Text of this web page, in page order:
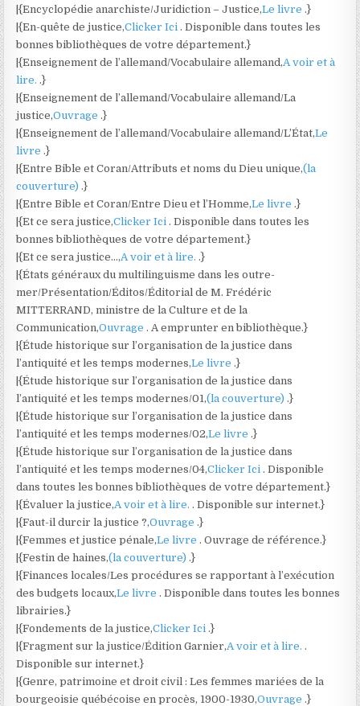
|{Encyclopédie anarchiste/Juridiction – Justice,Le livre.}
|{En-quête de justice,Clicker Ici. Disponible dans toutes les
bonnes bibliothèques de votre département.}
|{Enseignement de l’allemand/Vocabulaire allemand,A voir et à
lire..}
|{Enseignement de l’allemand/Vocabulaire allemand/La
justice,Ouvrage.}
|{Enseignement de l’allemand/Vocabulaire allemand/L’État,Le
livre.}
|{Entre Bible et Coran/Attributs et noms du Dieu unique,(la
couverture).}
|{Entre Bible et Coran/Entre Dieu et l’Homme,Le livre.}
|{Et ce sera justice,Clicker Ici. Disponible dans toutes les
bonnes bibliothèques de votre département.}
|{Et ce sera justice…,A voir et à lire..}
|{États généraux du multilinguisme dans les outre-
mer/Présentation/Éditos/Éditorial de M. Frédéric
MITTERRAND, ministre de la Culture et de la
Communication,Ouvrage. A emprunter en bibliothèque.}
|{Étude historique sur l’organisation de la justice dans
l’antiquité et les temps modernes,Le livre.}
|{Étude historique sur l’organisation de la justice dans
l’antiquité et les temps modernes/01,(la couverture).}
|{Étude historique sur l’organisation de la justice dans
l’antiquité et les temps modernes/02,Le livre.}
|{Étude historique sur l’organisation de la justice dans
l’antiquité et les temps modernes/04,Clicker Ici. Disponible
dans toutes les bonnes bibliothèques de votre département.}
|{Évaluer la justice,A voir et à lire.. Disponible sur internet.}
|{Faut-il durcir la justice ?,Ouvrage.}
|{Femmes et justice pénale,Le livre. Ouvrage de référence.}
|{Festin de haines,(la couverture).}
|{Finances locales/Les procédures se rapportant à l’exécution
des budgets locaux,Le livre. Disponible dans toutes les bonnes
librairies.}
|{Fondements de la justice,Clicker Ici.}
|{Fragment sur la justice/Édition Garnier,A voir et à lire..
Disponible sur internet.}
|{Genre, patrimoine et droit civil : Les femmes mariées de la
bourgeoisie québécoise en procès, 1900-1930,Ouvrage.}